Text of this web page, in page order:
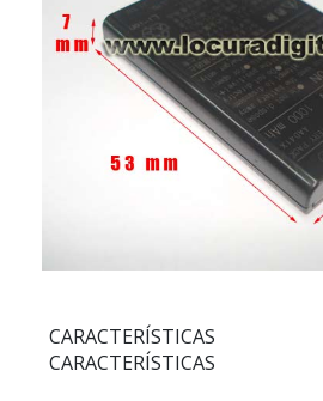
CARACTERÍSTICAS
CARACTERÍSTICAS